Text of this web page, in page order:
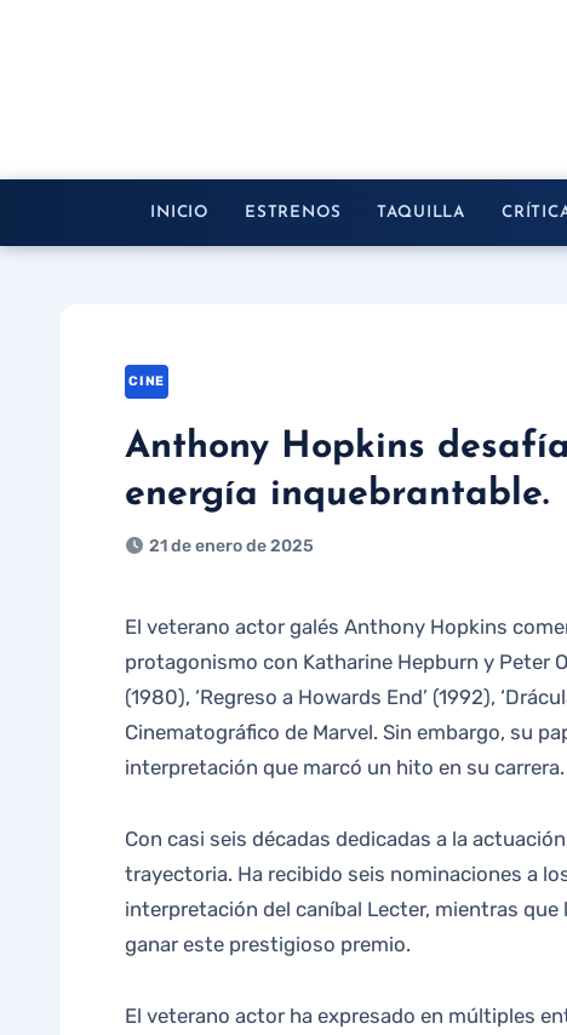
INICIO ESTRENOS TAQUILLA
CINE
Anthony Hopkins
energía inquebrantable.
21 de enero de 2025
El veterano actor galés Anthony Hopkins comenzó su carrera cinematográfica en 1968 en la película ‘El león en invierno’, compartiendo
protagonismo con Katharine Hepburn y Peter
(1980), ‘Regreso a Howards End’ (1992),
Cinematográfico de Marvel. Sin embargo, su
interpretación que marcó un hito en su carrera.
Con casi seis décadas dedicadas a la
trayectoria. Ha recibido seis nominaciones a
interpretación del caníbal Lecter, mientras que
ganar este prestigioso premio.
El veterano actor ha expresado en múltiples